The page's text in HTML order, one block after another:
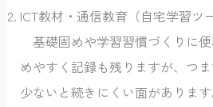
ICT教材・通信教育（自宅学習ツ
基礎固めや学習習慣づくりに
めやすく記録も残りますが、つ
少ないと続きにくい面があります